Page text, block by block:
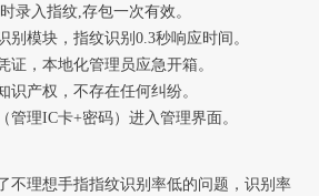
录入指纹,存包一次有效。
别模块，指纹识别0.3秒响应时间。
证，本地化管理员应急开箱。
识产权，不存在任何纠纷。
管理IC卡+密码）进入管理界面。
不理想手指指纹识别率低的问题，识别率